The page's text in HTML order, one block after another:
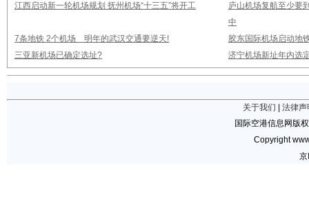
江西启动新一轮机场规划 抚州机场“十三五”将开工
庐山机场复航至少要
中
7条地铁 2个机场 明年的武汉交通要逆天!
胶东国际机场启动地
三亚新机场已确定选址?
济宁机场新址年内选
关于我们
法律声
国际空港信息网版
Copyright